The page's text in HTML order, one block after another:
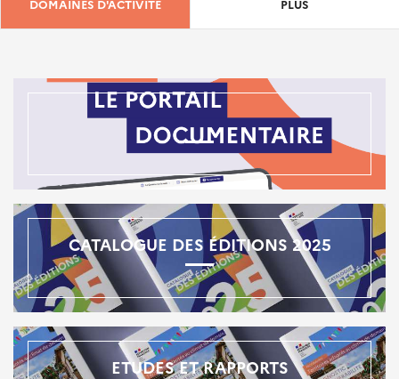
DOMAINES D'ACTIVITÉ PLUS
CATALOGUE DES ÉDITIONS 2025
ETUDES ET RAPPORTS